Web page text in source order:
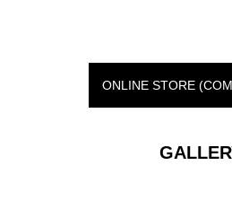
ONLINE STORE